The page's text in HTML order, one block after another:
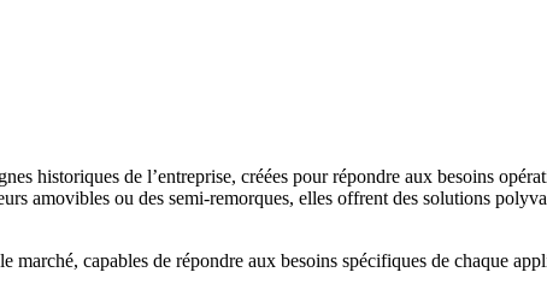
historiques de l’entreprise, créées pour répondre aux besoins
amovibles ou des semi-remorques, elles offrent des solutions
marché, capables de répondre aux besoins spécifiques de chaque